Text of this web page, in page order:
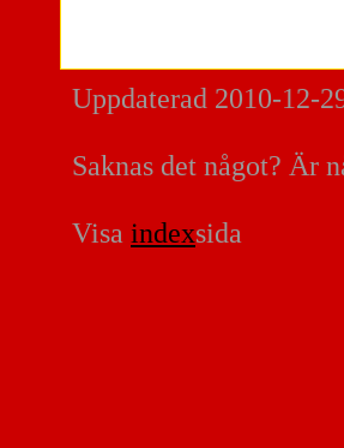
Uppdaterad 2010-12-
Saknas det något? Är
Visa indexsida